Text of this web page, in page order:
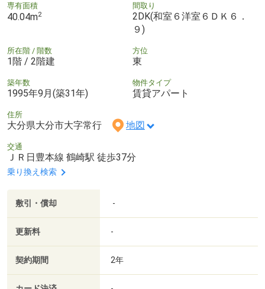
専有面積
40.04m2
間取り
2DK(和室６洋室６ＤＫ６．
９)
所在階 / 階数
1階 / 2階建
方位
東
築年数
1995年9月(築31年)
物件タイプ
賃貸アパート
住所
大分県大分市大字常行 地図
交通
ＪＲ日豊本線 鶴崎駅 徒歩37分
乗り換え検索
敷引・償却 -
更新料 -
契約期間 2年